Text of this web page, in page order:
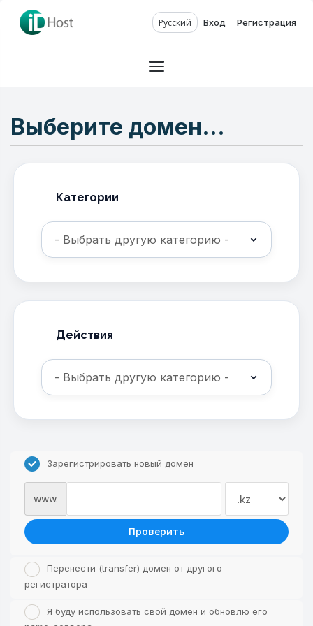
Русский Вход Регистрация
Toggle navigation
Выберите домен...
Категории
Действия
Зарегистрировать новый домен
www.
Проверить
Перенести (transfer) домен от другого
регистратора
Я буду использовать свой домен и обновлю его